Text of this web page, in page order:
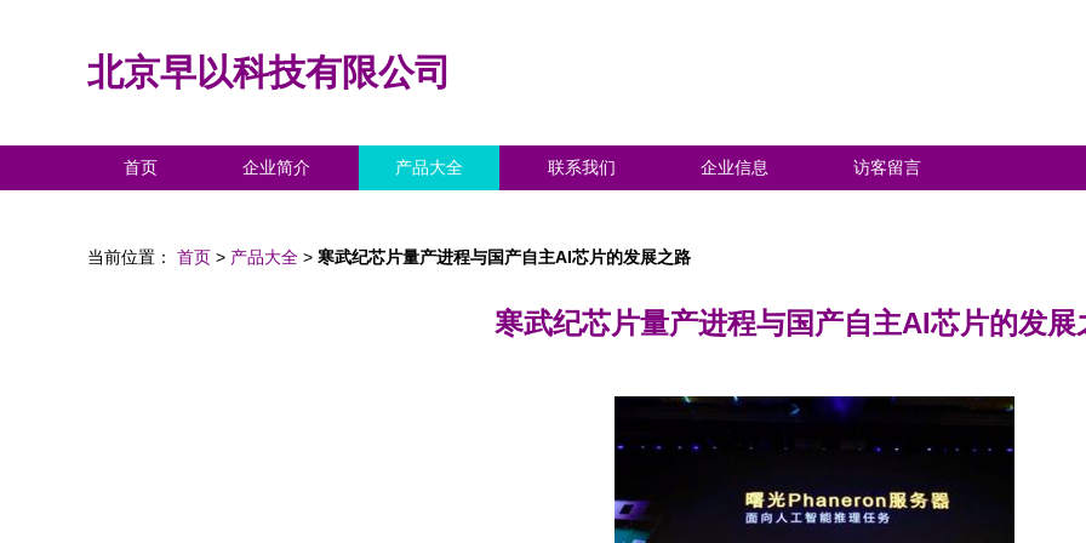
北京早以科技有限公司
首页 企业简介 产品大全 联系我们 企业信息 访客留言
当前位置： 首页 > 产品大全 > 寒武纪芯片量产进程与国产自主AI芯片的发展之路
寒武纪芯片量产进程与国产自主AI芯片的发展